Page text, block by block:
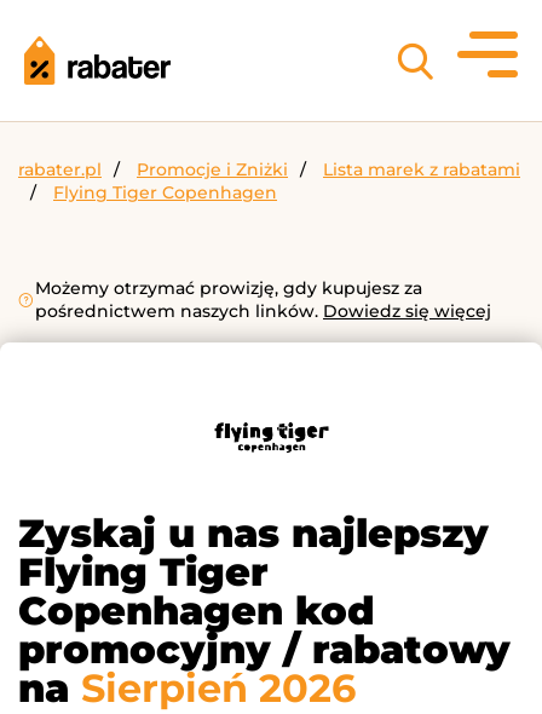
rabater.pl Promocje i Zniżki
Lista marek z rabatami
Flying Tiger Copenhagen
Możemy otrzymać prowizję, gdy kupujesz za
pośrednictwem naszych linków. Dowiedz się więcej
Zyskaj u nas najlepszy
Flying Tiger
Copenhagen kod
promocyjny / rabatowy
na Sierpień 2026